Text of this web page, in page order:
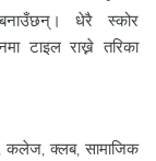
धेरै स्कोर
टाइल राख्ने तरिका
कलेज, क्लब, सामाजिक